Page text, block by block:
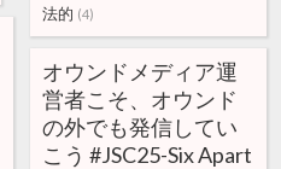
法的 (4)
オウンドメディア運
営者こそ、オウンド
の外でも発信してい
こう #JSC25-Six Apart